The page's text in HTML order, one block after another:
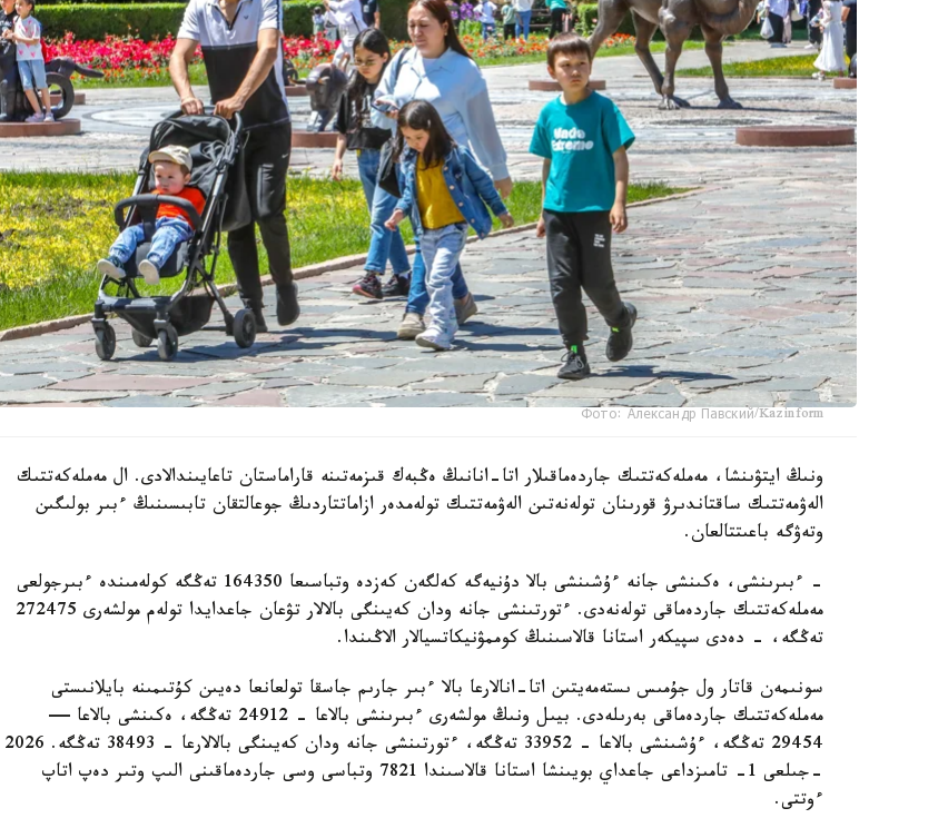
Фото: Александр Павский/Kazinform
ونىڭ ايتۋىنشا، مەملەكەتتىك جاردەماقىلار اتا-انانىڭ ەڭبەك قىزمەتىنە قاراماستان تاعايىندالادى. ال مەملەكەتتىك
الەۋمەتتىك ساقتاندىرۋ قورىنان تولەنەتىن الەۋمەتتىك تولەمدەر ازاماتتاردىڭ جوعالتقان تابىسىنىڭ ءبىر بولىگىن
وتەۋگە باعىتتالعان.
- ءبىرىنشى، ەكىنشى جانە ءۇشىنشى بالا دۇنيەگە كەلگەن كەزدە وتباسىعا 164350 تەڭگە كولەمىندە ءبىرجولعى
مەملەكەتتىك جاردەماقى تولەنەدى. ءتورتىنشى جانە ودان كەيىنگى بالالار تۋعان جاعدايدا تولەم مولشەرى 272475
تەڭگە، - دەدى سپيكەر استانا قالاسىنىڭ كوممۋنيكاتسيالار الاڭىندا.
سونىمەن قاتار ول جۇمىس ىستەمەيتىن اتا-انالارعا بالا ءبىر جارىم جاسقا تولعانعا دەيىن كۇتىمىنە بايلانىستى
مەملەكەتتىك جاردەماقى بەرىلەدى. بيىل ونىڭ مولشەرى ءبىرىنشى بالاعا - 24912 تەڭگە، ەكىنشى بالاعا —
29454 تەڭگە، ءۇشىنشى بالاعا - 33952 تەڭگە، ءتورتىنشى جانە ودان كەيىنگى بالالارعا - 38493 تەڭگە. 2026
-جىلعى 1- تامىزداعى جاعداي بويىنشا استانا قالاسىندا 7821 وتباسى وسى جاردەماقىنى الىپ وتىر دەپ اتاپ
ءوتتى.